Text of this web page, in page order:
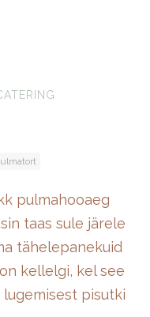
pulmahooaeg
taas sule järele
tähelepanekuid
kellelgi, kel see
pisutki